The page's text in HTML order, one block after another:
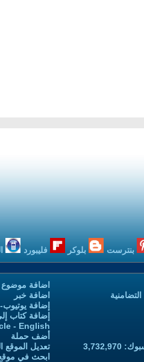
بنترست بلوكر فليبورد
اضافة موضوع
اضافة خبر
إضافة
إضافة كتاب
- English
أضف حملة
تعديل الموقع
ابحث في موقع